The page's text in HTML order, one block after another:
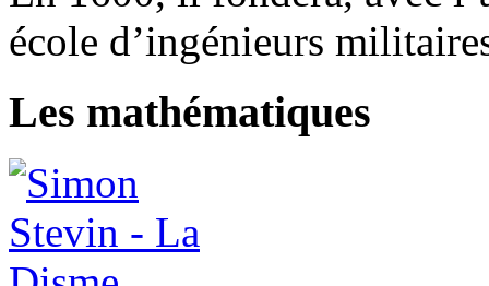
école d’ingénieurs
Les mathématiques